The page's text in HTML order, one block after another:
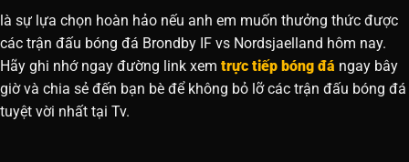
là sự lựa chọn hoàn hảo nếu anh em muốn thưởng thức được
các trận đấu bóng đá Brondby IF vs Nordsjaelland hôm nay.
Hãy ghi nhớ ngay đường link xem trực tiếp bóng đá ngay bây
giờ và chia sẻ đến bạn bè để không bỏ lỡ các trận đấu bóng đá
tuyệt vời nhất tại Tv.